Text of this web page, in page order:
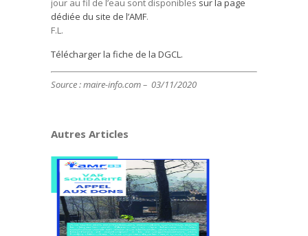
jour au fil de l’eau sont disponibles sur la page
dédiée du site de l’AMF.
F.L.
Télécharger la fiche de la DGCL.
Source : maire-info.com – 03/11/2020
Autres Articles